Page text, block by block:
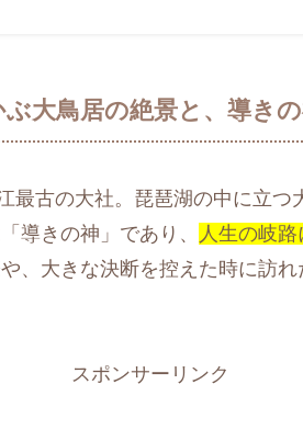
大鳥居の絶景と、導き
最古の大社。琵琶湖の中に立つ
導きの神」であり、
人生の岐
、大きな決断を控えた時に訪れ
スポンサーリンク